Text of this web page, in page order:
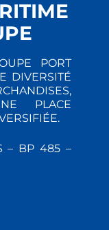
PORT
DIVERSITÉ
PLACE
– BP 485 –